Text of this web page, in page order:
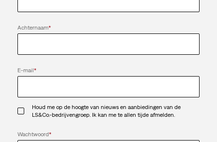
Achternaam*
E-mail*
Houd me op de hoogte van nieuws en aanbiedingen van de
LS&Co.-bedrijvengroep. Ik kan me te allen tijde afmelden.
Wachtwoord*